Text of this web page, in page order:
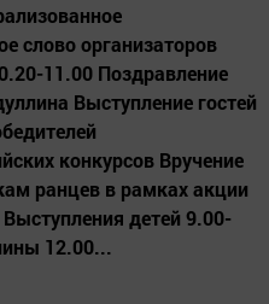
слово организаторов
11.00 Поздравление
Выступление гостей
конкурсов Вручение
ранцев в рамках акции
детей 9.00-
12.00...